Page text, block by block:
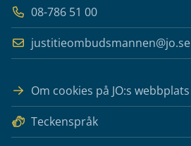
08-786 51 00
justitieombudsmannen@jo.se
Om cookies på JO:s webbplats
Teckenspråk